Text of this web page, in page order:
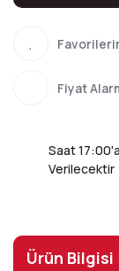
Fiyat
Saat
Verilecektir
Ürün Bilgisi